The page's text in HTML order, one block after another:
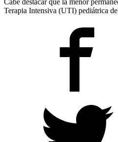
Terapia Intensiva (UTI) pediátrica